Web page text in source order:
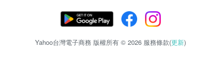
Yahoo台灣電子商務 版權所有 © 2026 服務條款(更新)